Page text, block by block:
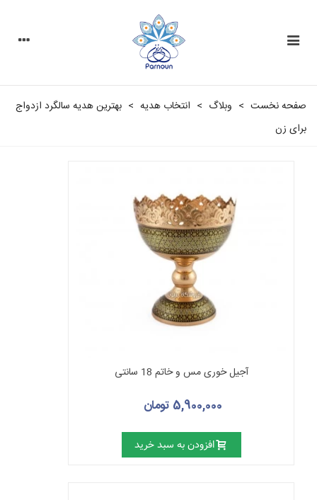
صفحه نخست > وبلاگ > انتخاب هدیه > بهترین هدیه سالگرد ازدواج
برای زن
آجیل خوری مس و خاتم 18 سانتی
5,900,000 تومان
افزودن به سبد خرید